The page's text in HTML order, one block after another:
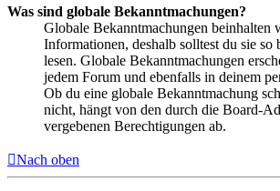
Was sind globale Bekanntmachungen?
Globale Bekanntmachungen beinhalten
Informationen, deshalb solltest du sie
lesen. Globale Bekanntmachungen
jedem Forum und ebenfalls in deinem
Ob du eine globale Bekanntmachung
nicht, hängt von den durch die Board-
vergebenen Berechtigungen ab.
Nach oben